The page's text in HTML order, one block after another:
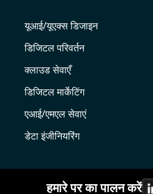
यूआई/यूएक्स डिजाइन
डिजिटल परिवर्तन
क्लाउड सेवाएँ
डिजिटल मार्केटिंग
एआई/एमएल सेवाएं
डेटा इंजीनियरिंग
हमारे पर का पालन करें